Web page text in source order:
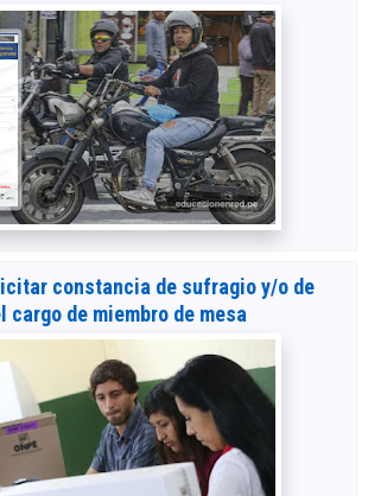
constancia de sufragio y/o de
cargo de miembro de mesa